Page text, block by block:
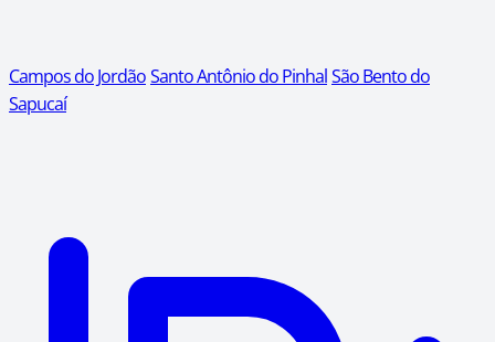
Campos do JordãoSanto Antônio do PinhalSão Bento do
Sapucaí